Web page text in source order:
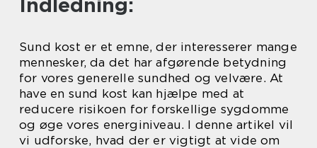
Indledning:
Sund kost er et emne, der interesserer mange
mennesker, da det har afgørende betydning
for vores generelle sundhed og velvære. At
have en sund kost kan hjælpe med at
reducere risikoen for forskellige sygdomme
og øge vores energiniveau. I denne artikel vil
vi udforske, hvad der er vigtigt at vide om